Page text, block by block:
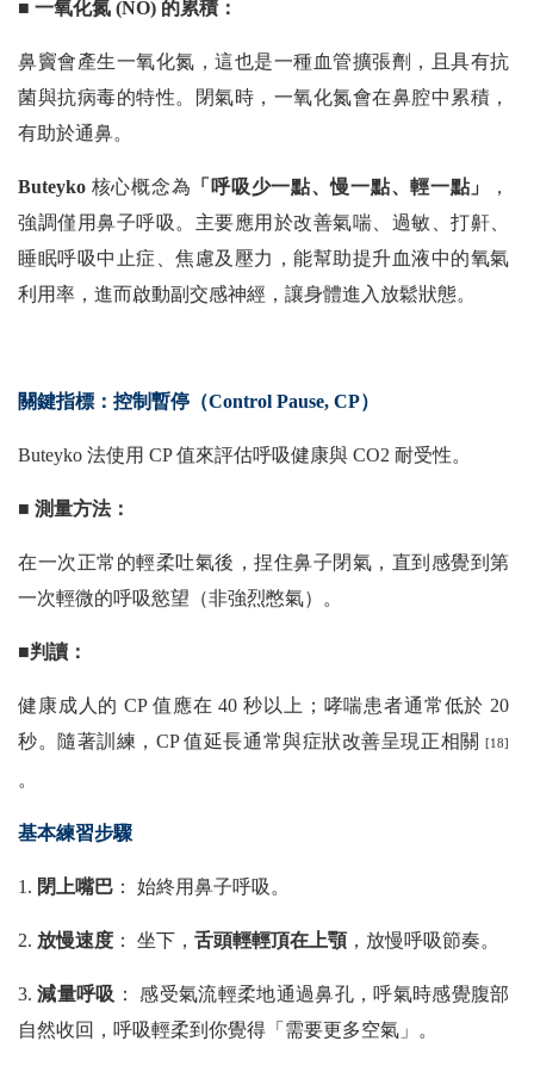
■ 一氧化氮 (NO) 的累積：
鼻竇會產生一氧化氮，這也是一種血管擴張劑，且具有抗
菌與抗病毒的特性。閉氣時，一氧化氮會在鼻腔中累積，
有助於通鼻。
Buteyko 核心概念為 「呼吸少一點、慢一點、輕一點」
，
強調僅用鼻子呼吸。主要應用於改善氣喘、過敏、打鼾、
睡眠呼吸中止症、焦慮及壓力，能幫助提升血液中的氧氣
利用率，進而啟動副交感神經，讓身體進入放鬆狀態。
關鍵指標：控制暫停（Control Pause, CP）
Buteyko 法使用 CP 值來評估呼吸健康與 CO2 耐受性。
■ 測量方法：
在一次正常的輕柔吐氣後，捏住鼻子閉氣，直到感覺到第
一次輕微的呼吸慾望（非強烈憋氣）。
■判讀：
健康成人的 CP 值應在 40 秒以上；哮喘患者通常低於 20
秒。隨著訓練，CP 值延長通常與症狀改善呈現正相關[18]
。
基本練習步驟
1. 閉上嘴巴 ： 始終用鼻子呼吸。
2. 放慢速度 ： 坐下， 舌頭輕輕頂在上顎 ，放慢呼吸節奏。
3.減量呼吸 ： 感受氣流輕柔地通過鼻孔，呼氣時感覺腹部
自然收回，呼吸輕柔到你覺得「需要更多空氣」。